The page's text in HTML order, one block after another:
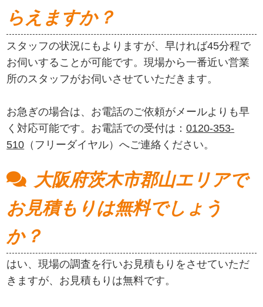
らえますか？
スタッフの状況にもよりますが、早ければ45分程で
お伺いすることが可能です。現場から一番近い営業
所のスタッフがお伺いさせていただきます。
お急ぎの場合は、お電話のご依頼がメールよりも早
く対応可能です。お電話での受付は：0120-353-
510 （フリーダイヤル）へご連絡ください。
大阪府茨木市郡山エリアで
お見積もりは無料でしょう
か？
はい、現場の調査を行いお見積もりをさせていただ
きますが、お見積もりは無料です。